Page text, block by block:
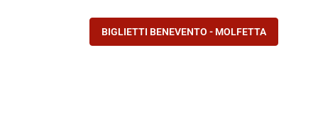
BIGLIETTI BENEVENTO - MOLFETTA